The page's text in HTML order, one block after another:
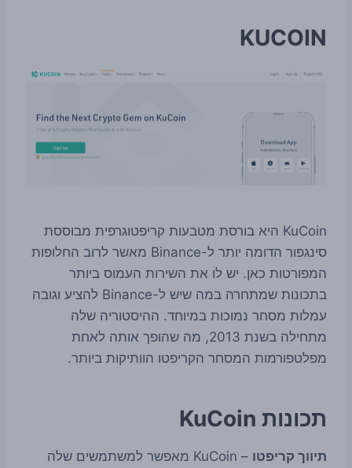
KUCOIN
KuCoin היא בורסת מטבעות קריפטוגרפית מבוססת
סינגפור הדומה יותר ל-Binance מאשר לרוב החלופות
המפורטות כאן. יש לו את השירות העמוס ביותר
בתכונות שמתחרה במה שיש ל-Binance להציע וגובה
עמלות מסחר נמוכות במיוחד. ההיסטוריה שלה
מתחילה בשנת 2013, מה שהופך אותה לאחת
מפלטפורמות המסחר הקריפטו הוותיקות ביותר.
תכונות KuCoin
תיווך קריפטו
– KuCoin מאפשר למשתמשים שלה